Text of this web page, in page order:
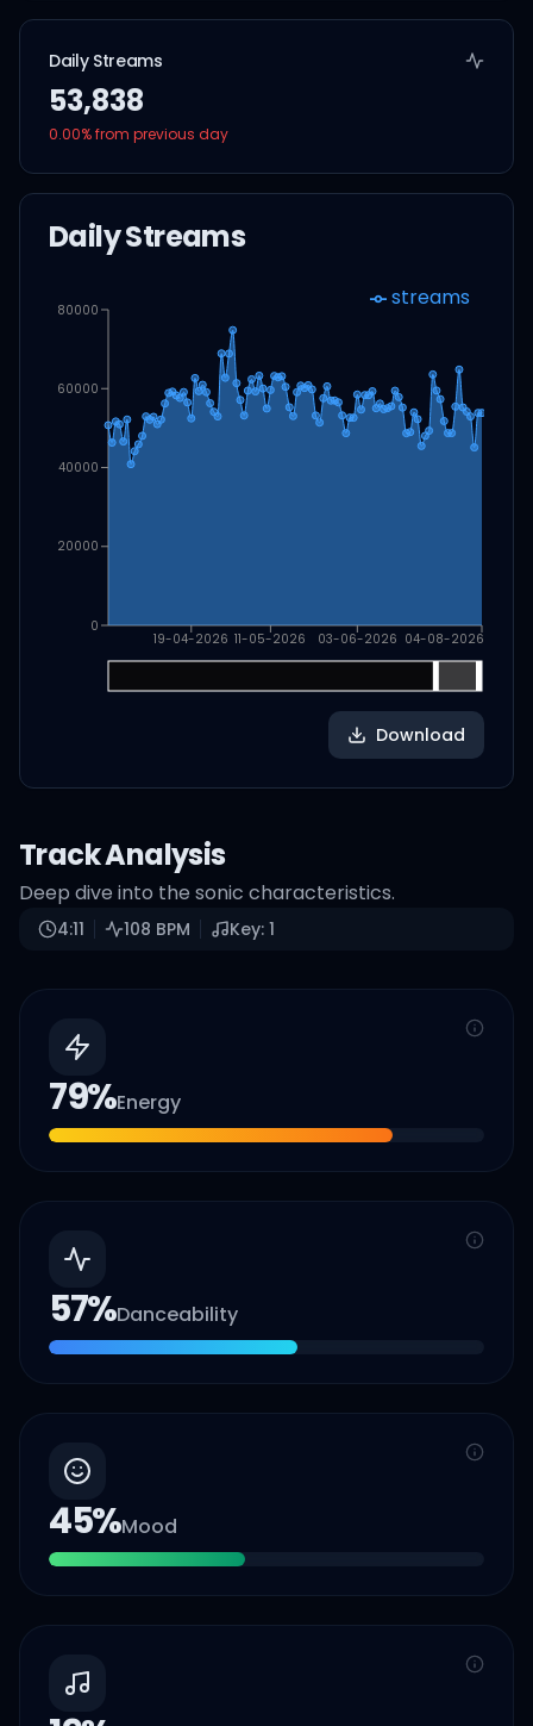
Daily Streams
53,838
0.00% from previous day
Daily Streams
19-04-2026 11-05-2026 03-06-2026 04-08-2026
0
20000
40000
60000
80000 streams
Download
Track Analysis
Deep dive into the sonic characteristics.
4:11 108 BPM Key: 1
79%Energy
57%Danceability
45%Mood